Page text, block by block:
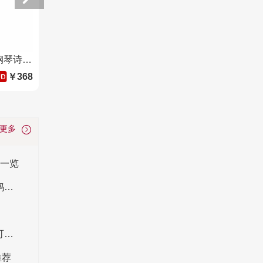
RE·CLASSIFIED RE调香室 钢琴诗人 持久中性淡香清新自然男士沙龙香水 80ml
￥368
多
览
最适合学生党送妈妈的礼物分享 十类学生党送妈妈的礼物推荐
浪漫烛光晚餐必备好物分享 情侣浪漫晚餐必不可少的十类用品盘点
荐